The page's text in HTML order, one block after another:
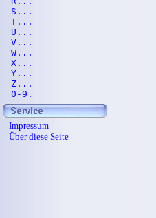
S...
T...
U...
V...
W...
X...
Y...
Z...
0-9.
Impressum
Über diese Seite